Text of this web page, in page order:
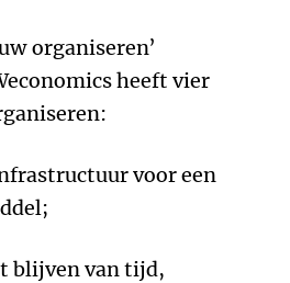
organiseren’
heeft vier
voor een
blijven van tijd,